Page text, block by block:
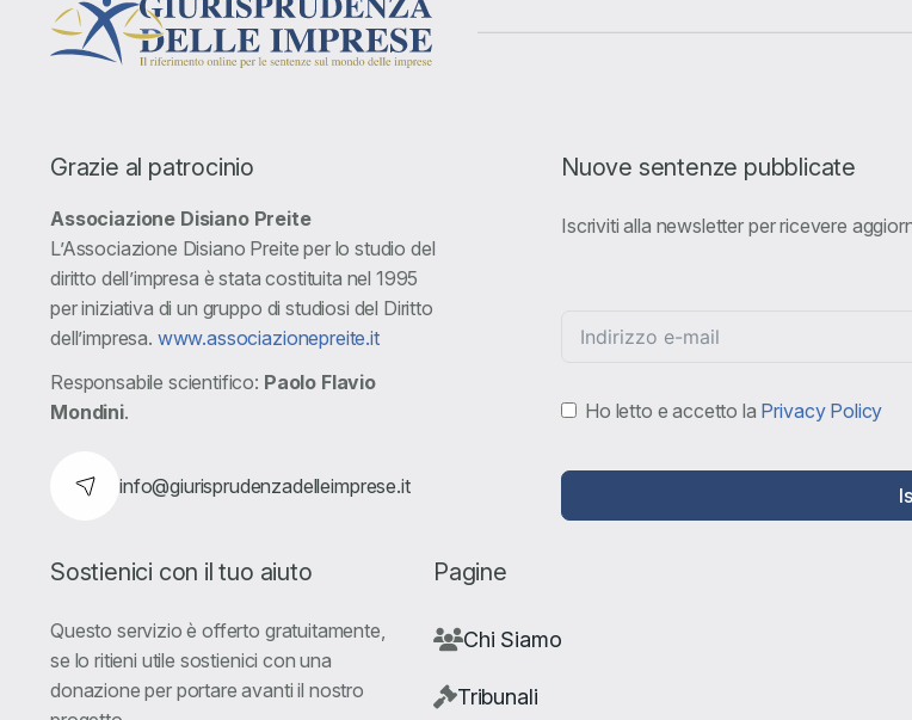
Grazie al patrocinio
Associazione Disiano Preite
L’Associazione Disiano Preite per lo studio del
diritto dell’impresa è stata costituita nel 1995
per iniziativa di un gruppo di studiosi del Diritto
dell’impresa. www.associazionepreite.it
Responsabile scientifico: Paolo Flavio
Mondini.
info@giurisprudenzadelleimprese.it
Nuove sentenze pubblicate
Iscriviti alla newsletter per ricevere
Ho letto e accetto la Privacy Policy
Sostienici con il tuo aiuto
Questo servizio è offerto gratuitamente,
se lo ritieni utile sostienici con una
donazione per portare avanti il nostro
Pagine
Chi Siamo
Tribunali